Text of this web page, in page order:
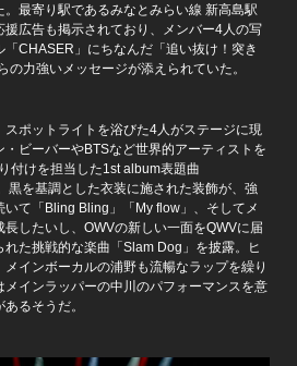
最寄り駅であるみなとみらい線 新高島駅
広告も掲示されており、メンバー4人の写
CHASER」にちなんだ「追い抜け！突き
の力強いメッセージが添えられていた。
ポットライトを浴びた4人がステージに現
ビーバーやBTSなど世界的アーティストを
付けを担当した1st album表題曲
黒を基調とした衣装に施された装飾が、強
いて「Bling Bling」「My flow」、そしてメ
したいし、OWVの新しい一面をQWVに届
た挑戦的な楽曲「Slam Dog」を披露。ヒ
インボーカルの浦野も流暢なラップを繰り
インラッパーの中川のパフォーマンスを意
るそうだ。